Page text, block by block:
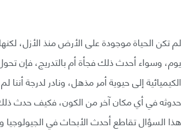
لم تكن الحياة موجودة على الأرض منذ الأزل،
يوم، وسواء أحدث ذلك فجأة أم بالتدريج، فإن
الكيميائية إلى حيوية أمر مذهل، ونادر لدرجة أننا
حدوثه في أي مكان آخر من الكون، فكيف حدث
هذا السؤال تقاطع أحدث الأبحاث في الجيولوجيا